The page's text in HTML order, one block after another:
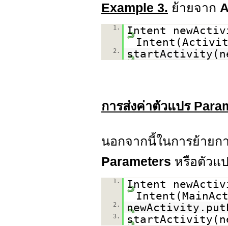
Example 3. ย้ายจาก
1.
Intent
2.
การส่งค่าตัวแปร
นอกจากนี้ในการย้ายก
Parameters หรือตัวแ
1.
Intent
2.
3.